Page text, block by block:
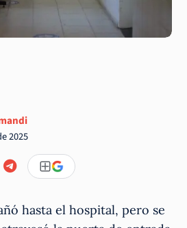
2025
hasta el hospital, pero se